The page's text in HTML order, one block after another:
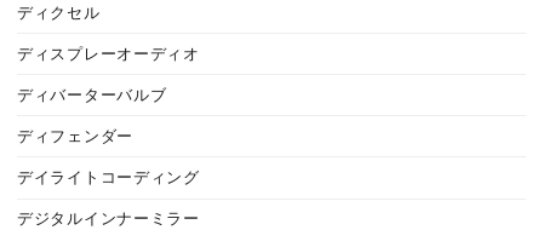
ディクセル
ディスプレーオーディオ
ディバーターバルブ
ディフェンダー
デイライトコーディング
デジタルインナーミラー